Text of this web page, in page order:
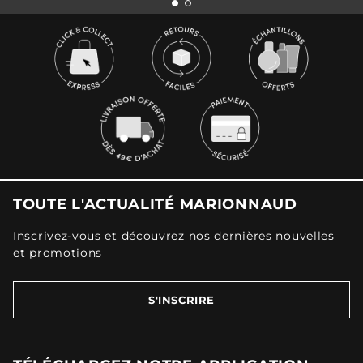
TOUTE L'ACTUALITÉ MARIONNAUD
Inscrivez-vous et découvrez nos dernières nouvelles
et promotions
S'INSCRIRE